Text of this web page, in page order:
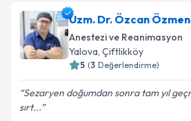
Uzm. Dr. Özcan Özmen
Anestezi ve Reanimasyon
Yalova, Çiftlikköy
5 (3 Değerlendirme)
Sezaryen doğumdan sonra tam yıl
sırt...